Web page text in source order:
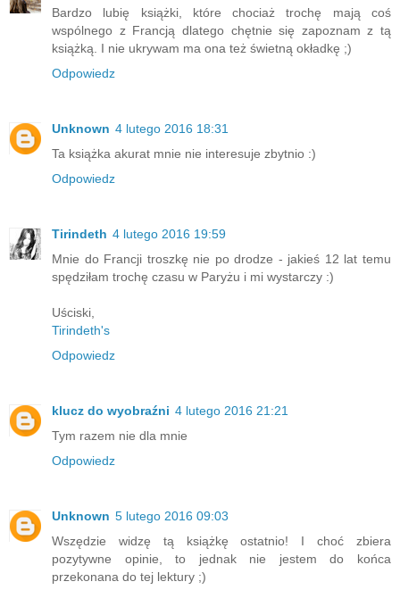
Bardzo lubię książki, które chociaż trochę mają coś
wspólnego z Francją dlatego chętnie się zapoznam z tą
książką. I nie ukrywam ma ona też świetną okładkę ;)
Odpowiedz
Unknown 4 lutego 2016 18:31
Ta książka akurat mnie nie interesuje zbytnio :)
Odpowiedz
Tirindeth 4 lutego 2016 19:59
Mnie do Francji troszkę nie po drodze - jakieś 12 lat temu
spędziłam trochę czasu w Paryżu i mi wystarczy :)
Uściski,
Tirindeth's
Odpowiedz
klucz do wyobraźni 4 lutego 2016 21:21
Tym razem nie dla mnie
Odpowiedz
Unknown 5 lutego 2016 09:03
Wszędzie widzę tą książkę ostatnio! I choć zbiera
pozytywne opinie, to jednak nie jestem do końca
przekonana do tej lektury ;)